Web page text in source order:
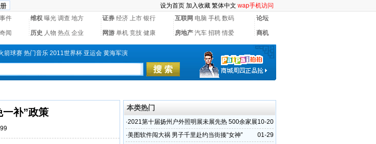
设为首页 加入收藏 繁体中文 wap手机访问
事件 维权 曝光 调查 地方 证券 经济 上市 银行 互联网 电脑 手机 数码 论坛
奇闻 历史 人物 热点 企业 网游 单机 竞技 健康 房地产 汽车 招聘 情爱 商机
箭球赛 热门音乐 2011世界杯 亚运会 黄海军演
补”政策 本类热门
10-20
·2021第十届扬州户外照明展未展先热 500余家展
商续约，提前锁定商机
01-29
·美图软件闯大祸 男子千里赴约当街揍“女神”